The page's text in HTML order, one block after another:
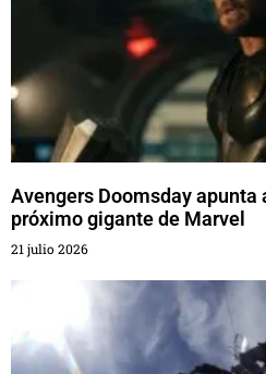
Avengers Doomsday apunta
próximo gigante de Marvel
21 julio 2026